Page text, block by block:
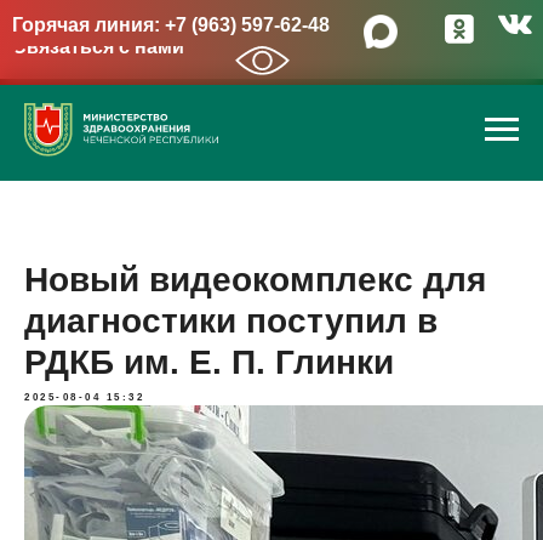
Горячая линия: +7 (963) 597-62-48
Связаться с нами
→
Новый видеокомплекс для
диагностики поступил в
РДКБ им. Е. П. Глинки
2025-08-04 15:32